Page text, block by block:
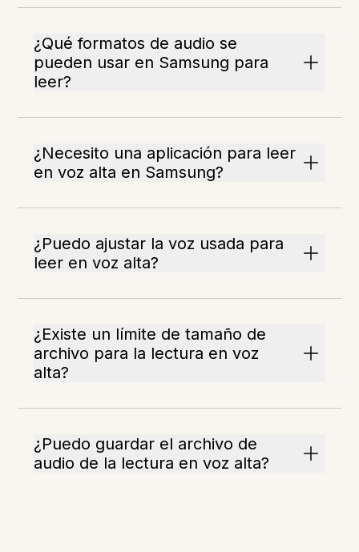
¿Qué formatos de audio se
pueden usar en Samsung para
leer?
¿Necesito una aplicación para leer
en voz alta en Samsung?
¿Puedo ajustar la voz usada para
leer en voz alta?
¿Existe un límite de tamaño de
archivo para la lectura en voz
alta?
¿Puedo guardar el archivo de
audio de la lectura en voz alta?